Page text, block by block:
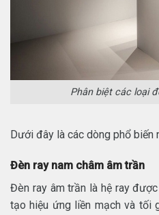
Phân biệt các loại
Dưới đây là các dòng phổ biến
Đèn ray nam châm âm trần
Đèn ray âm trần là hệ ray
tạo hiệu ứng liền mạch và tối